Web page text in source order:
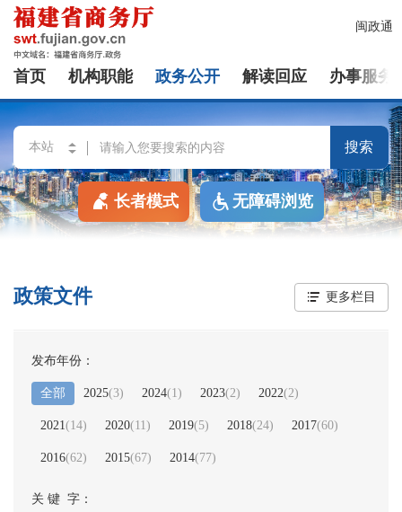
闽政通
首页 机构职能 政务公开 解读回应 办事服务
搜索
长者模式 无障碍浏览
政策文件 更多栏目
发布年份：
全部 2025(3) 2024(1) 2023(2) 2022(2)
2021(14) 2020(11) 2019(5) 2018(24) 2017(60)
2016(62) 2015(67) 2014(77)
关 键 字：